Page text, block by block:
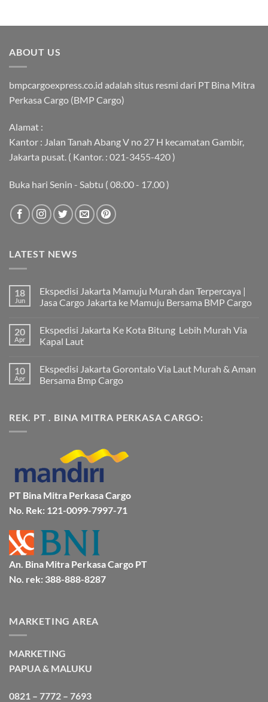
ABOUT US
bmpcargoexpress.co.id adalah situs resmi dari PT Bina Mitra
Perkasa Cargo (BMP Cargo)
Alamat :
Kantor : Jalan Tanah Abang V no 27 H kecamatan Gambir,
Jakarta pusat. ( Kantor. : 021-3455-420 )
Buka hari Senin - Sabtu ( 08:00 - 17.00 )
LATEST NEWS
18
Jun
Ekspedisi Jakarta Mamuju Murah dan Terpercaya |
Jasa Cargo Jakarta ke Mamuju Bersama BMP Cargo
komentar
pada
Ekspedisi
Murah
dan
Terpercaya
Jakarta
ke
20
Apr
Ekspedisi Jakarta Ke Kota Bitung Lebih Murah Via
Kapal Laut
komentar
pada
Ekspedisi
Bitung
Lebih
10
Apr
Ekspedisi Jakarta Gorontalo Via Laut Murah & Aman
Bersama Bmp Cargo
pada
Ekspedisi
&
Aman
Bersama
Bmp
Cargo
REK. PT . BINA MITRA PERKASA CARGO:
PT Bina Mitra Perkasa Cargo
No. Rek: 121-0099-7997-71
An. Bina Mitra Perkasa Cargo PT
No. rek: 388-888-8287
MARKETING AREA
MARKETING
PAPUA & MALUKU
0821 – 7772 – 7693